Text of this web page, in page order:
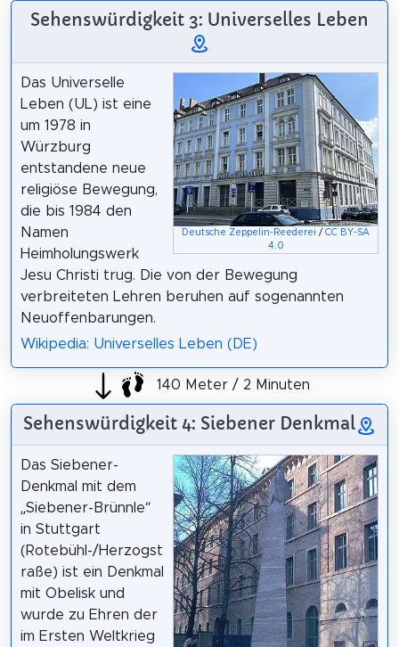
Sehenswürdigkeit 3: Universelles Leben
Deutsche Zeppelin-Reederei /CC BY-SA
4.0
Das Universelle
Leben (UL) ist eine
um 1978 in
Würzburg
entstandene neue
religiöse Bewegung,
die bis 1984 den
Namen
Heimholungswerk
Jesu Christi trug. Die von der Bewegung
verbreiteten Lehren beruhen auf sogenannten
Neuoffenbarungen.
Wikipedia: Universelles Leben (DE)
140 Meter / 2 Minuten
Sehenswürdigkeit 4: Siebener Denkmal
Das Siebener-
Denkmal mit dem
„Siebener-Brünnle“
in Stuttgart
(Rotebühl-/Herzogst
raße) ist ein Denkmal
mit Obelisk und
wurde zu Ehren der
im Ersten Weltkrieg